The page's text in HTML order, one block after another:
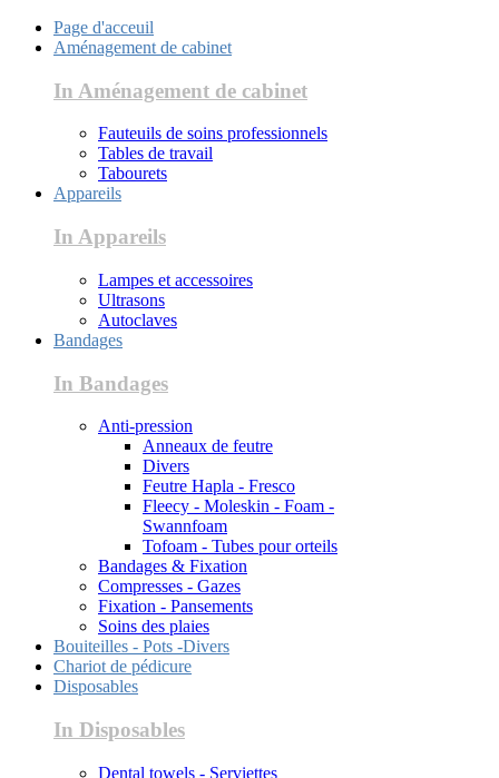
Page d'acceuil
Aménagement de cabinet
In Aménagement de cabinet
Fauteuils de soins professionnels
Tables de travail
Tabourets
Appareils
In Appareils
Lampes et accessoires
Ultrasons
Autoclaves
Bandages
In Bandages
Anti-pression
Anneaux de feutre
Divers
Feutre Hapla - Fresco
Fleecy - Moleskin - Foam -
Swannfoam
Tofoam - Tubes pour orteils
Bandages & Fixation
Compresses - Gazes
Fixation - Pansements
Soins des plaies
Bouiteilles - Pots -Divers
Chariot de pédicure
Disposables
In Disposables
Dental towels - Serviettes